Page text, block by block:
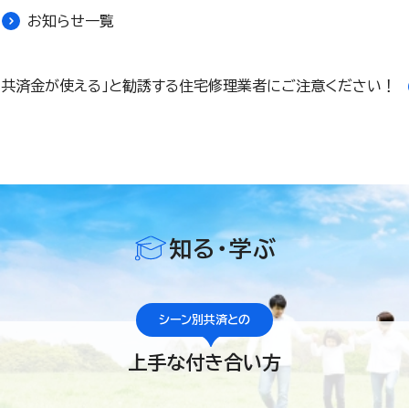
お知らせ一覧
共済金が使える」と勧誘する住宅修理業者にご注意ください！
知る・学ぶ
シーン別共済との
上手な付き合い方